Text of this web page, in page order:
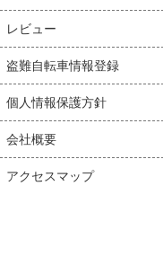
レビュー
盗難自転車情報登録
個人情報保護方針
会社概要
アクセスマップ